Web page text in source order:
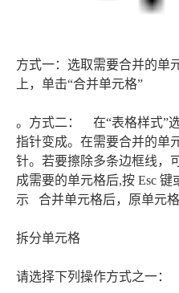
方式一：选取需要合并的单
上，单击“合并单元格”
。方式二： 在“表格样式”
指针变成。在需要合并的单
针。若要擦除多条边框线，
成需要的单元格后,按 Esc 键
示 合并单元格后，原单元
拆分单元格
请选择下列操作方式之一：